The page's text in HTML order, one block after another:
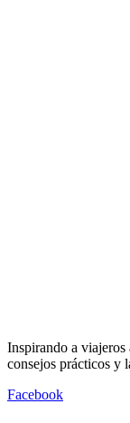
Inspirando a viajeros
consejos prácticos y
Facebook